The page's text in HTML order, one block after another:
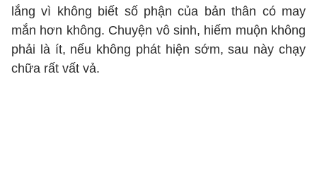
lắng vì không biết số phận của bản thân có may
mắn hơn không. Chuyện vô sinh, hiếm muộn không
phải là ít, nếu không phát hiện sớm, sau này chạy
chữa rất vất vả.